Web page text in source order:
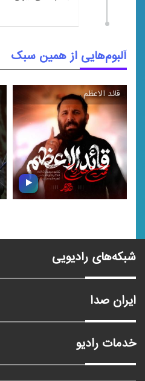
آلبوم‌هایی از همین سبک
قائد الاعظم\
قائد الاعظم
شبکه‌های رادیویی
ایران صدا
خدمات رادیو